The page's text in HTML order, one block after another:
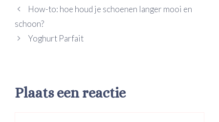
How-to: hoe houd je schoenen langer mooi en
schoon?
Yoghurt Parfait
Plaats een reactie